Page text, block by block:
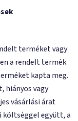
terméket vagy
a rendelt termék
kapta meg.
hiányos vagy
vásárlási árat
költséggel együtt, a